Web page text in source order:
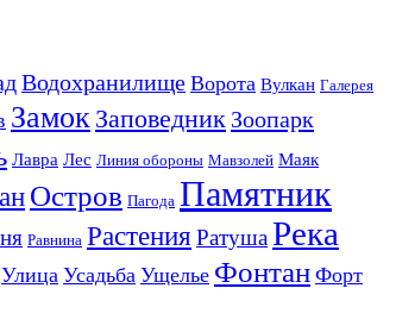
Водохранилище Ворота Вулкан Галерея
Замок Заповедник Зоопарк
Лавра Лес Линия обороны Мавзолей Маяк
Остров Пагода Памятник
Равнина Растения РатушаРека
Улица Усадьба Ущелье Фонтан Форт